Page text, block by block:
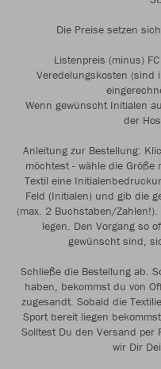
Die Preise setzen
Listenpreis (minus)
Veredelungskosten (sind
Wenn gewünscht Initialen
der
Anleitung zur Bestellung:
möchtest - wähle die
Textil eine
Feld (Initialen) und gib die
(max. 2 Buchstaben/
legen. Den Vorgang so
gewünscht sind,
Schließe die Bestellung ab.
haben, bekommst du von
zugesandt. Sobald die
Sport bereit liegen
Solltest Du den Versand per
wir Dir